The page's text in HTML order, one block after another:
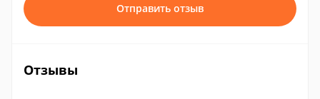
Отправить отзыв
Отзывы